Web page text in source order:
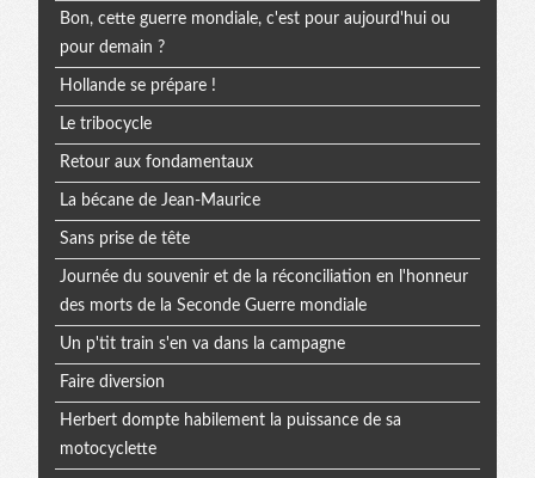
Bon, cette guerre mondiale, c'est pour aujourd'hui ou
pour demain ?
Hollande se prépare !
Le tribocycle
Retour aux fondamentaux
La bécane de Jean-Maurice
Sans prise de tête
Journée du souvenir et de la réconciliation en l'honneur
des morts de la Seconde Guerre mondiale
Un p'tit train s'en va dans la campagne
Faire diversion
Herbert dompte habilement la puissance de sa
motocyclette